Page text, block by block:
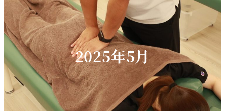
2025年5月